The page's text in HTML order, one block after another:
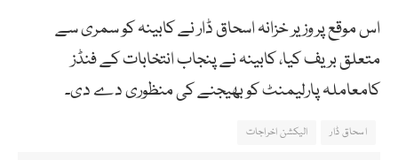
اس موقع پر وزیر خزانہ اسحاق ڈار نے کابینہ کو سمری سے
متعلق بریف کیا، کابینہ نے پنجاب انتخابات کے فنڈز
کامعاملہ پارلیمنٹ کو بھیجنے کی منظوری دے دی۔
اسحاق ڈار الیکشن اخراجات